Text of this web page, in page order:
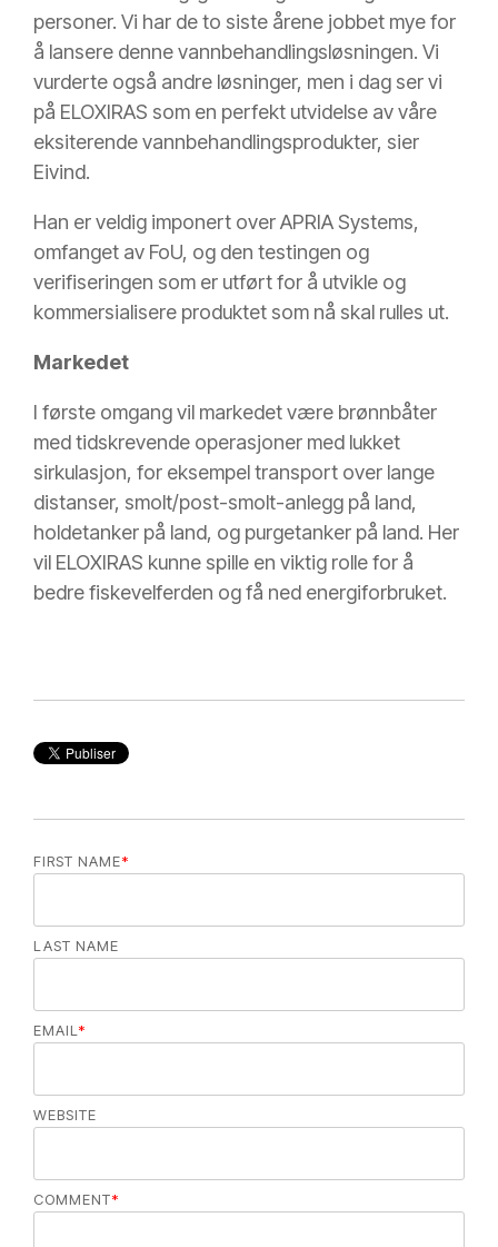
personer. Vi har de to siste årene jobbet mye for
å lansere denne vannbehandlingsløsningen. Vi
vurderte også andre løsninger, men i dag ser vi
på ELOXIRAS som en perfekt utvidelse av våre
eksiterende vannbehandlingsprodukter, sier
Eivind.
Han er veldig imponert over APRIA Systems,
omfanget av FoU, og den testingen og
verifiseringen som er utført for å utvikle og
kommersialisere produktet som nå skal rulles ut.
Markedet
I første omgang vil markedet være brønnbåter
med tidskrevende operasjoner med lukket
sirkulasjon, for eksempel transport over lange
distanser, smolt/post-smolt-anlegg på land,
holdetanker på land, og purgetanker på land. Her
vil ELOXIRAS kunne spille en viktig rolle for å
bedre fiskevelferden og få ned energiforbruket.
FIRST NAME*
LAST NAME
EMAIL *
WEBSITE
COMMENT*